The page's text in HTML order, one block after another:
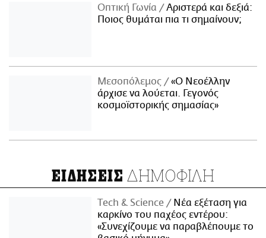
Οπτική Γωνία
Αριστερά και δεξιά:
Ποιος θυμάται πια τι σημαίνουν;
Μεσοπόλεμος
«Ο Νεοέλλην
άρχισε να λούεται. Γεγονός
κοσμοϊστορικής σημασίας»
ΕΙΔΗΣΕΙΣ ΔΗΜΟΦΙΛΗ
Τech & Science
Νέα εξέταση για
καρκίνο του παχέος εντέρου:
«Συνεχίζουμε να παραβλέπουμε το